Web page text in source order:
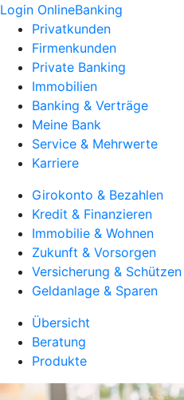
Login OnlineBanking
Privatkunden
Firmenkunden
Private Banking
Immobilien
Banking & Verträge
Meine Bank
Service & Mehrwerte
Karriere
Girokonto & Bezahlen
Kredit & Finanzieren
Immobilie & Wohnen
Zukunft & Vorsorgen
Versicherung & Schützen
Geldanlage & Sparen
Übersicht
Beratung
Produkte